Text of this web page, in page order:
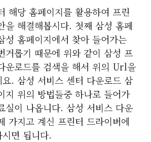
해당 홈페이지를 활용하여 프린
을 해결해봅시다. 첫째 삼성 홈페
성 홈페이지에서 찾아 들어가는
거롭기 때문에 위와 같이 삼성 프
운로드를 검색을 해서 위의 Url을
. 삼성 서비스 센터 다운로드 삼
지 위의 방법들중 하나로 들어가
실이 나옵니다. 삼성 서비스 다운
가지고 계신 프린터 드라이버에
면 됩니다.